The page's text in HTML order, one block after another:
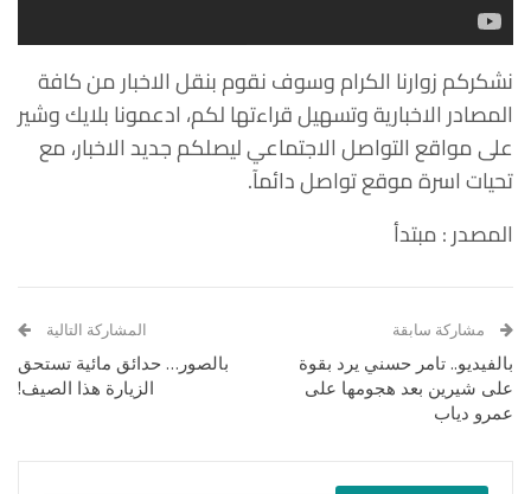
نشكركم زوارنا الكرام وسوف نقوم بنقل الاخبار من كافة
المصادر الاخبارية وتسهيل قراءتها لكم، ادعمونا بلايك وشير
على مواقع التواصل الاجتماعي ليصلكم جديد الاخبار، مع
تحيات اسرة موقع تواصل دائمآ.
المصدر :مبتدأ
مشاركة سابقة
بالفيديو.. تامر حسني يرد بقوة
على شيرين بعد هجومها على
عمرو دياب
المشاركة التالية
بالصور… حدائق مائية تستحق
الزيارة هذا الصيف!